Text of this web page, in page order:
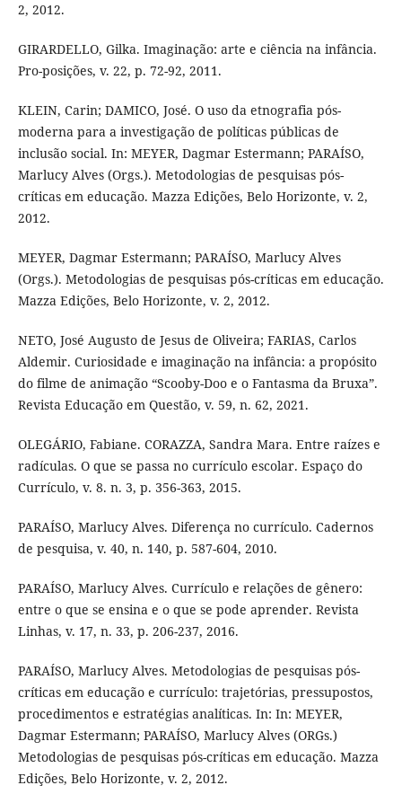
2, 2012.
GIRARDELLO, Gilka. Imaginação: arte e ciência na infância.
Pro-posições, v. 22, p. 72-92, 2011.
KLEIN, Carin; DAMICO, José. O uso da etnografia pós-
moderna para a investigação de políticas públicas de
inclusão social. In: MEYER, Dagmar Estermann; PARAÍSO,
Marlucy Alves (Orgs.). Metodologias de pesquisas pós-
críticas em educação. Mazza Edições, Belo Horizonte, v. 2,
2012.
MEYER, Dagmar Estermann; PARAÍSO, Marlucy Alves
(Orgs.). Metodologias de pesquisas pós-críticas em educação.
Mazza Edições, Belo Horizonte, v. 2, 2012.
NETO, José Augusto de Jesus de Oliveira; FARIAS, Carlos
Aldemir. Curiosidade e imaginação na infância: a propósito
do filme de animação “Scooby-Doo e o Fantasma da Bruxa”.
Revista Educação em Questão, v. 59, n. 62, 2021.
OLEGÁRIO, Fabiane. CORAZZA, Sandra Mara. Entre raízes e
radículas. O que se passa no currículo escolar. Espaço do
Currículo, v. 8. n. 3, p. 356-363, 2015.
PARAÍSO, Marlucy Alves. Diferença no currículo. Cadernos
de pesquisa, v. 40, n. 140, p. 587-604, 2010.
PARAÍSO, Marlucy Alves. Currículo e relações de gênero:
entre o que se ensina e o que se pode aprender. Revista
Linhas, v. 17, n. 33, p. 206-237, 2016.
PARAÍSO, Marlucy Alves. Metodologias de pesquisas pós-
críticas em educação e currículo: trajetórias, pressupostos,
procedimentos e estratégias analíticas. In: In: MEYER,
Dagmar Estermann; PARAÍSO, Marlucy Alves (ORGs.)
Metodologias de pesquisas pós-críticas em educação. Mazza
Edições, Belo Horizonte, v. 2, 2012.